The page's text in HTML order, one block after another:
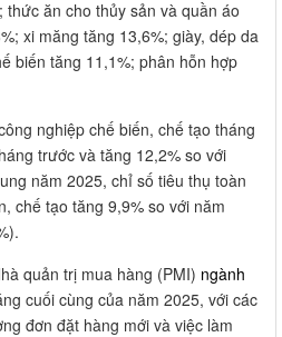
thức ăn cho thủy sản và quần áo
xi măng tăng 13,6%; giày, dép da
biến tăng 11,1%; phân hỗn hợp
nghiệp chế biến, chế tạo tháng
trước và tăng 12,2% so với
năm 2025, chỉ số tiêu thụ toàn
chế tạo tăng 9,9% so với năm
quản trị mua hàng (PMI) ngành
cuối cùng của năm 2025, với các
đơn đặt hàng mới và việc làm